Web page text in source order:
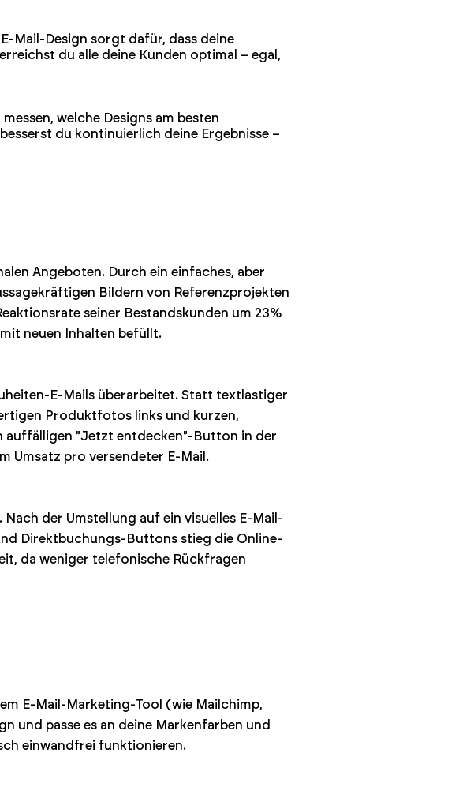
Mail-Design sorgt dafür, dass deine
du alle deine Kunden optimal – egal,
welche Designs am besten
du kontinuierlich deine Ergebnisse –
Angeboten. Durch ein einfaches, aber
Bildern von Referenzprojekten
seiner Bestandskunden um 23%
neuen Inhalten befüllt.
E-Mails überarbeitet. Statt textlastiger
Produktfotos links und kurzen,
auffälligen "Jetzt entdecken"-Button in der
Umsatz pro versendeter E-Mail.
der Umstellung auf ein visuelles E-Mail-
Direktbuchungs-Buttons stieg die Online-
da weniger telefonische Rückfragen
E-Mail-Marketing-Tool (wie Mailchimp,
und passe es an deine Markenfarben und
einwandfrei funktionieren.